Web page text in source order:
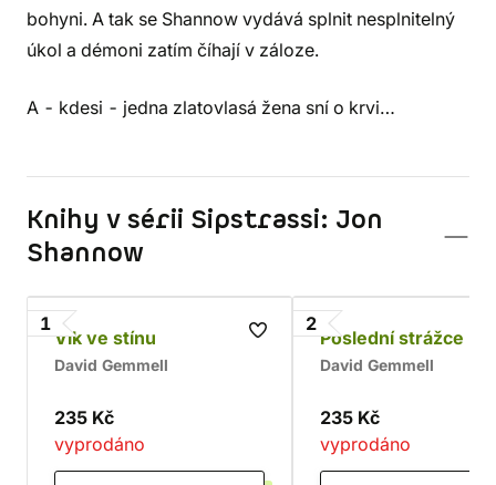
bohyni. A tak se Shannow vydává splnit nesplnitelný
úkol a démoni zatím číhají v záloze.
A - kdesi - jedna zlatovlasá žena sní o krvi…
Knihy v sérii Sipstrassi: Jon
Shannow
1
Vlk ve stínu
David Gemmell
235 Kč
vyprodáno
2
Poslední strážce
David Gemmell
235 Kč
vyprodáno